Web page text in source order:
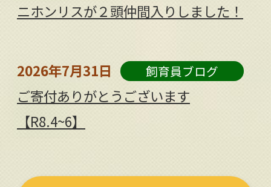
ニホンリスが２頭仲間入りしました！
2026年7月31日 飼育員ブログ
ご寄付ありがとうございます
【R8.4~6】